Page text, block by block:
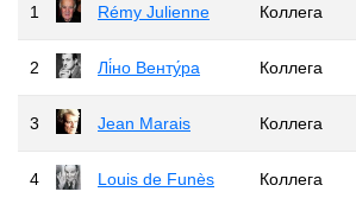
1 Rémy Julienne Коллега
2 Лі́но Венту́ра Коллега
3 Jean Marais Коллега
4 Louis de Funès Коллега